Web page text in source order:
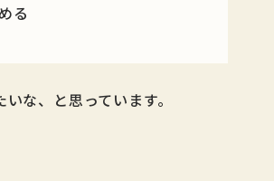
る
な、と思っています。